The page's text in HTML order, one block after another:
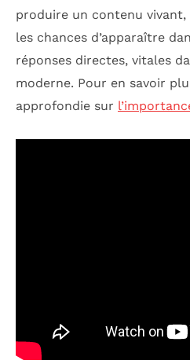
produire un contenu
les chances d’apparaître
réponses directes, vitales
moderne. Pour en savoir
approfondie sur